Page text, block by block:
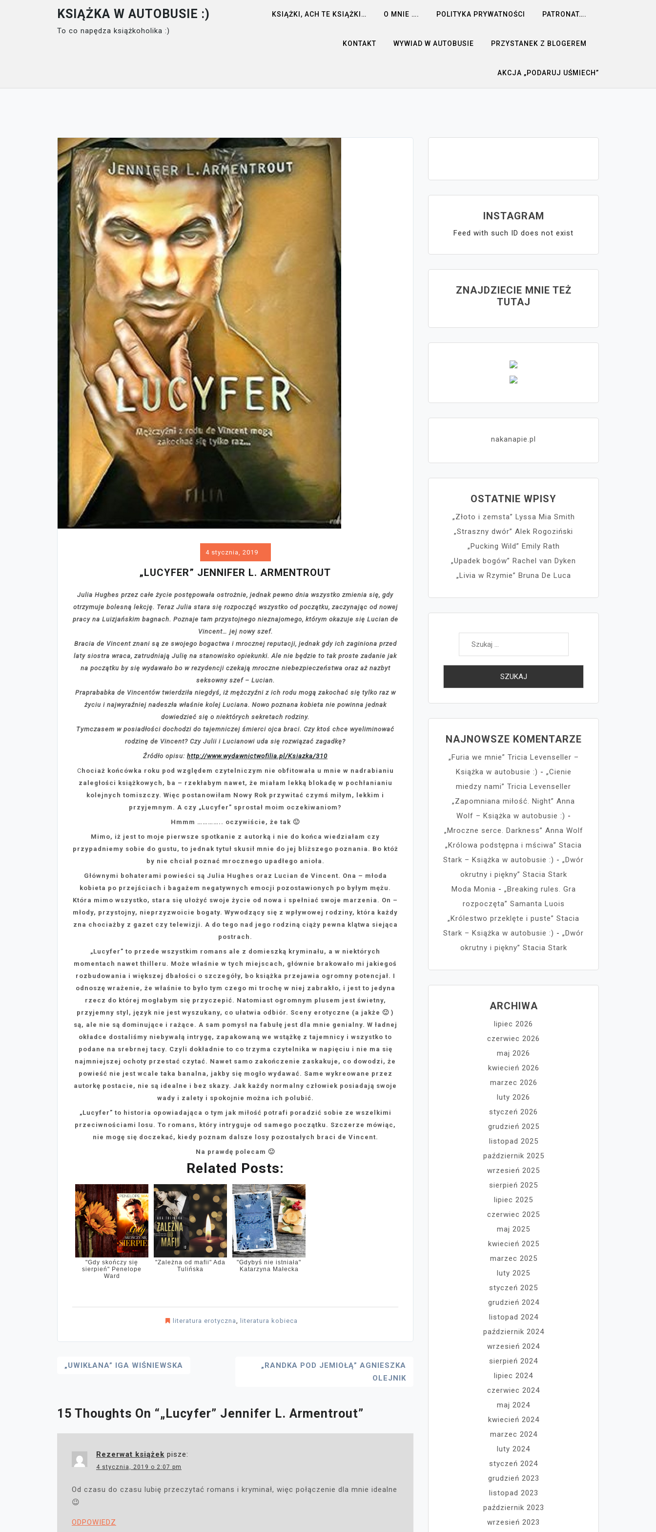
KSIĄŻKA W AUTOBUSIE :)
To co napędza książkoholika :)
KSIĄŻKI, ACH TE KSIĄŻKI… O MNIE …. POLITYKA PRYWATNOŚCI PATRONAT….
KONTAKT WYWIAD W AUTOBUSIE PRZYSTANEK Z BLOGEREM
AKCJA „PODARUJ UŚMIECH”
4 stycznia, 2019
„LUCYFER” JENNIFER L. ARMENTROUT
Julia Hughes przez całe życie postępowała ostrożnie, jednak pewno dnia wszystko zmienia się, gdy
otrzymuje bolesną lekcję. Teraz Julia stara się rozpocząć wszystko od początku, zaczynając od nowej
pracy na Luizjańskim bagnach. Poznaje tam przystojnego nieznajomego, którym okazuje się Lucian de
Vincent… jej nowy szef.
Bracia de Vincent znani są ze swojego bogactwa i mrocznej reputacji, jednak gdy ich zaginiona przed
laty siostra wraca, zatrudniają Julię na stanowisko opiekunki. Ale nie będzie to tak proste zadanie jak
na początku by się wydawało bo w rezydencji czekają mroczne niebezpieczeństwa oraz aż nazbyt
seksowny szef – Lucian.
Praprababka de Vincentów twierdziła niegdyś, iż mężczyźni z ich rodu mogą zakochać się tylko raz w
życiu i najwyraźniej nadeszła właśnie kolej Luciana. Nowo poznana kobieta nie powinna jednak
dowiedzieć się o niektórych sekretach rodziny.
Tymczasem w posiadłości dochodzi do tajemniczej śmierci ojca braci. Czy ktoś chce wyeliminować
rodzinę de Vincent? Czy Julii i Lucianowi uda się rozwiązać zagadkę?
Źródło opisu: http://www.wydawnictwofilia.pl/Ksiazka/310
Chociaż końcówka roku pod względem czytelniczym nie obfitowała u mnie w nadrabianiu
zaległości książkowych, ba – rzekłabym nawet, że miałam lekką blokadę w pochłanianiu
kolejnych tomiszczy. Więc postanowiłam Nowy Rok przywitać czymś miłym, lekkim i
przyjemnym. A czy „Lucyfer” sprostał moim oczekiwaniom?
Hmmm ………….. oczywiście, że tak 🙂
Mimo, iż jest to moje pierwsze spotkanie z autorką i nie do końca wiedziałam czy
przypadniemy sobie do gustu, to jednak tytuł skusił mnie do jej bliższego poznania. Bo któż
by nie chciał poznać mrocznego upadłego anioła.
Głównymi bohaterami powieści są Julia Hughes oraz Lucian de Vincent. Ona – młoda
kobieta po przejściach i bagażem negatywnych emocji pozostawionych po byłym mężu.
Która mimo wszystko, stara się ułożyć swoje życie od nowa i spełniać swoje marzenia. On –
młody, przystojny, nieprzyzwoicie bogaty. Wywodzący się z wpływowej rodziny, która każdy
zna chociażby z gazet czy telewizji. A do tego nad jego rodziną ciąży pewna klątwa siejąca
postrach.
„Lucyfer” to przede wszystkim romans ale z domieszką kryminału, a w niektórych
momentach nawet thilleru. Może właśnie w tych miejscach, głównie brakowało mi jakiegoś
rozbudowania i większej dbałości o szczegóły, bo książka przejawia ogromny potencjał. I
odnoszę wrażenie, że właśnie to było tym czego mi trochę w niej zabrakło, i jest to jedyna
rzecz do której mogłabym się przyczepić. Natomiast ogromnym plusem jest świetny,
przyjemny styl, język nie jest wyszukany, co ułatwia odbiór. Sceny erotyczne (a jakże 🙂 )
są, ale nie są dominujące i rażące. A sam pomysł na fabułę jest dla mnie genialny. W ładnej
okładce dostaliśmy niebywałą intrygę, zapakowaną we wstążkę z tajemnicy i wszystko to
podane na srebrnej tacy. Czyli dokładnie to co trzyma czytelnika w napięciu i nie ma się
najmniejszej ochoty przestać czytać. Nawet samo zakończenie zaskakuje, co dowodzi, że
powieść nie jest wcale taka banalna, jakby się mogło wydawać. Same wykreowane przez
autorkę postacie, nie są idealne i bez skazy. Jak każdy normalny człowiek posiadają swoje
wady i zalety i spokojnie można ich polubić.
„Lucyfer” to historia opowiadająca o tym jak miłość potrafi poradzić sobie ze wszelkimi
przeciwnościami losu. To romans, który intryguje od samego początku. Szczerze mówiąc,
nie mogę się doczekać, kiedy poznam dalsze losy pozostałych braci de Vincent.
Na prawdę polecam 🙂
Related Posts:
"Gdy skończy się
sierpień" Penelope
Ward
"Zależna od mafii" Ada
Tulińska
"Gdybyś nie istniała"
Katarzyna Małecka
literatura erotyczna literatura kobieca
Nawigacja
„UWIKŁANA” IGA WIŚNIEWSKA
„RANDKA POD JEMIOŁĄ” AGNIESZKA
OLEJNIK
15 Thoughts On “„Lucyfer” Jennifer L. Armentrout”
Rezerwat książek pisze:
4 stycznia, 2019 o 2:07 pm
Od czasu do czasu lubię przeczytać romans i kryminał, więc połączenie dla mnie idealne
😉
ODPOWIEDZ
INSTAGRAM
Feed with such ID does not exist
ZNAJDZIECIE MNIE TEŻ
TUTAJ
nakanapie.pl
OSTATNIE WPISY
„Złoto i zemsta” Lyssa Mia Smith
„Straszny dwór” Alek Rogoziński
„Pucking Wild” Emily Rath
„Upadek bogów” Rachel van Dyken
„Livia w Rzymie” Bruna De Luca
Szukaj:
NAJNOWSZE KOMENTARZE
„Furia we mnie” Tricia Levenseller –
Książka w autobusie :) - „Cienie
miedzy nami” Tricia Levenseller
„Zapomniana miłość. Night” Anna
Wolf – Książka w autobusie :) -
„Mroczne serce. Darkness” Anna Wolf
„Królowa podstępna i mściwa” Stacia
Stark – Książka w autobusie :) - „Dwór
okrutny i piękny” Stacia Stark
Moda Monia - „Breaking rules. Gra
rozpoczęta” Samanta Luois
„Królestwo przeklęte i puste” Stacia
Stark – Książka w autobusie :) - „Dwór
okrutny i piękny” Stacia Stark
ARCHIWA
lipiec 2026
czerwiec 2026
maj 2026
kwiecień 2026
marzec 2026
luty 2026
styczeń 2026
grudzień 2025
listopad 2025
październik 2025
wrzesień 2025
sierpień 2025
lipiec 2025
czerwiec 2025
maj 2025
kwiecień 2025
marzec 2025
luty 2025
styczeń 2025
grudzień 2024
listopad 2024
październik 2024
wrzesień 2024
sierpień 2024
lipiec 2024
czerwiec 2024
maj 2024
kwiecień 2024
marzec 2024
luty 2024
styczeń 2024
grudzień 2023
listopad 2023
październik 2023
wrzesień 2023